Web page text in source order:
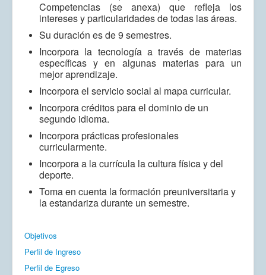
Competencias (se anexa) que refleja los
intereses y particularidades de todas las áreas.
Su duración es de 9 semestres.
Incorpora la tecnología a través de materias
específicas y en algunas materias para un
mejor aprendizaje.
Incorpora el servicio social al mapa curricular.
Incorpora créditos para el dominio de un
segundo idioma.
Incorpora prácticas profesionales
curricularmente.
Incorpora a la currícula la cultura física y del
deporte.
Toma en cuenta la formación preuniversitaria y
la estandariza durante un semestre.
Objetivos
Perfil de Ingreso
Perfil de Egreso